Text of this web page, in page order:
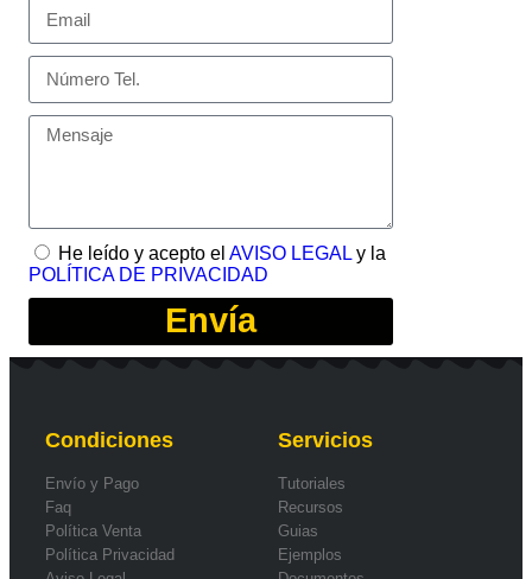
He leído y acepto el AVISO LEGAL y la
POLÍTICA DE PRIVACIDAD
Envía
Condiciones
Envío y Pago
Faq
Política Venta
Política Privacidad
Servicios
Tutoriales
Recursos
Guias
Ejemplos